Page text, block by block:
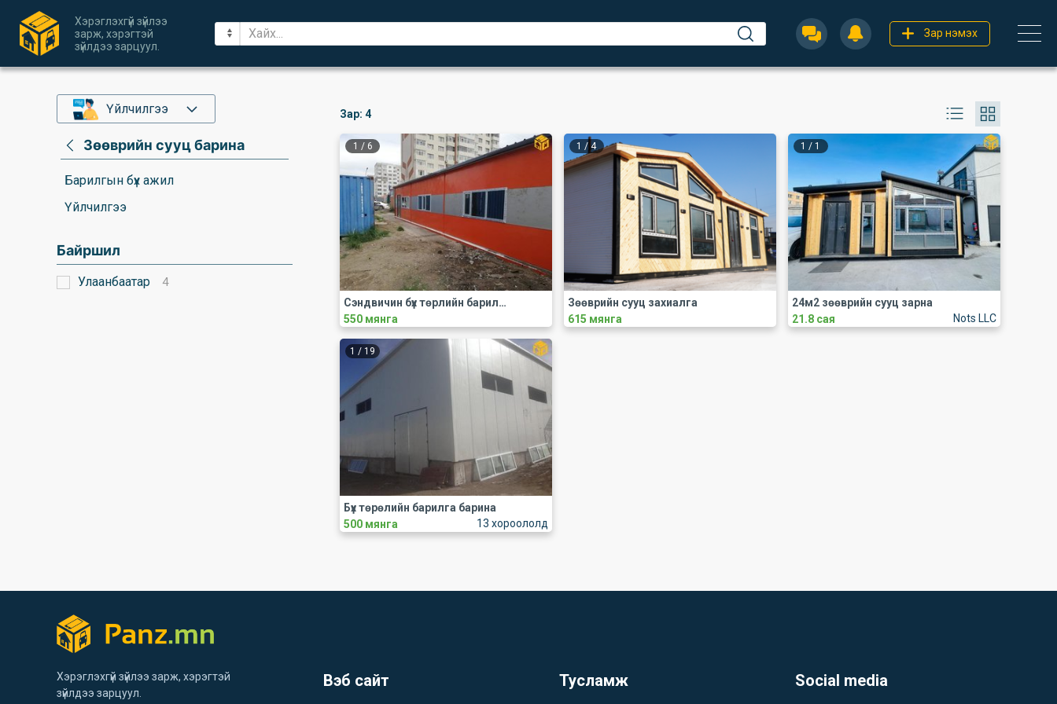
Хэрэглэхгүй зүйлээ
зарж, хэрэгтэй
зүйлдээ зарцуул.
Зар нэмэх
Үйлчилгээ
Зөөврийн сууц барина
Барилгын бүх ажил
Үйлчилгээ
Байршил
Улаанбаатар 4
Зар: 4
1 / 6
Сэндвичин бүх төрлийн барилга чанартай хямд таны хүссэн хэмжээ загвараар гүйцэтгэн
550 мянга
1 /4
Зөөврийн сууц захиалга
615 мянга
1 /1
Nots LLC
24м2 зөөврийн сууц зарна
21.8 сая
1 / 19
13 хороололд
Бүх төрөлийн барилга барина
500 мянга
Хэрэглэхгүй зүйлээ зарж, хэрэгтэй
зүйлдээ зарцуул.
Вэб сайт Тусламж Social media